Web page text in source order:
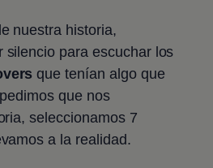
nuestra historia,
silencio para escuchar los
que tenían algo que
que nos
seleccionamos 7
a la realidad.